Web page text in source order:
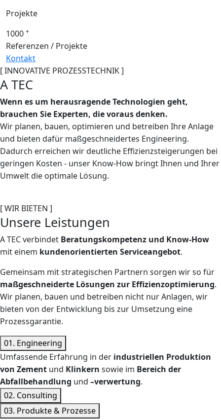
Projekte
1000 +
Referenzen / Projekte
Kontakt
[ INNOVATIVE PROZESSTECHNIK ]
A TEC
Wenn es um herausragende Technologien geht,
brauchen Sie Experten, die voraus denken.
Wir planen, bauen, optimieren und betreiben Ihre Anlage
und bieten dafür maßgeschneidertes Engineering.
Dadurch erreichen wir deutliche Effizienzsteigerungen bei
geringen Kosten - unser Know-How bringt Ihnen und Ihrer
Umwelt die optimale Lösung.
[ WIR BIETEN ]
Unsere Leistungen
A TEC verbindet Beratungskompetenz und Know-How
mit einem kundenorientierten Serviceangebot.
Gemeinsam mit strategischen Partnern sorgen wir so für
maßgeschneiderte Lösungen zur Effizienzoptimierung.
Wir planen, bauen und betreiben nicht nur Anlagen, wir
bieten von der Entwicklung bis zur Umsetzung eine
Prozessgarantie.
01. Engineering
Umfassende Erfahrung in der industriellen Produktion
von Zement und Klinkern sowie im Bereich der
Abfallbehandlung und –verwertung.
02. Consulting
03. Produkte & Prozesse